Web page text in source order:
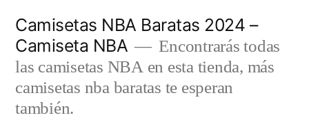
contenido
Camisetas NBA Baratas 2024 –
Camiseta NBA
Encontrarás todas
las camisetas NBA en esta tienda, más
camisetas nba baratas te esperan
también.